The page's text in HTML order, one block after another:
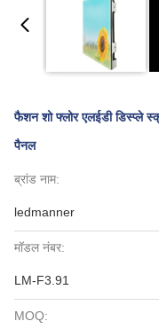
फैशन शो फ्लोर एलईडी डिस्प्ले
पैनल
ब्रांड नाम:
ledmanner
मॉडल नंबर:
LM-F3.91
MOQ: